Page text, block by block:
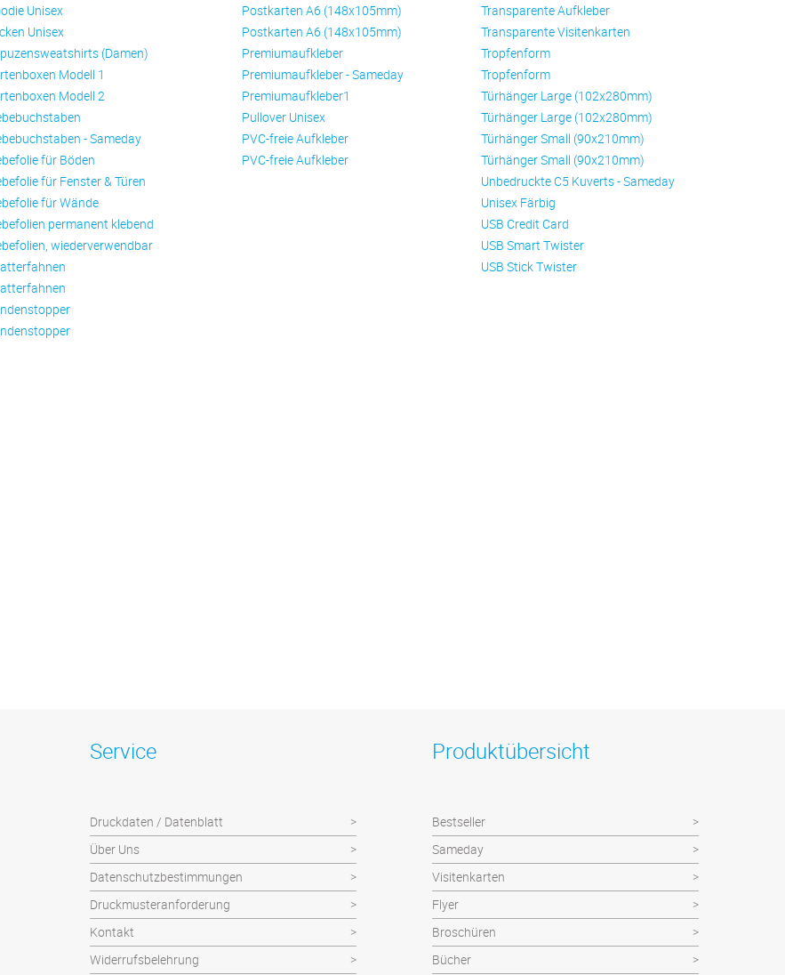
Unisex
Unisex
(Damen)
Modell 1
Modell 2
- Sameday
für Böden
für Fenster & Türen
für Wände
permanent klebend
wiederverwendbar
Postkarten A6 (148x105mm)
Postkarten A6 (148x105mm)
Premiumaufkleber
Premiumaufkleber - Sameday
Premiumaufkleber1
Pullover Unisex
PVC-freie Aufkleber
PVC-freie Aufkleber
Transparente Aufkleber
Transparente Visitenkarten
Trop­fen­form
Trop­fen­form
Türhänger Large (102x280mm)
Türhänger Large (102x280mm)
Türhänger Small (90x210mm)
Türhänger Small (90x210mm)
Unbedruckte C5 Kuverts - Sameday
Unisex Färbig
USB Credit Card
USB Smart Twister
USB Stick Twister
Produktübersicht
Bestseller
Sameday
Visitenkarten
Flyer
Broschüren
Bücher
Service
Druckdaten / Datenblatt
Über Uns
Datenschutzbestimmungen
Druckmusteranforderung
Kontakt
Widerrufsbelehrung